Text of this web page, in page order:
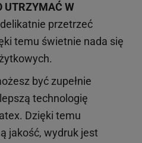
UTRZYMAĆ W
przetrzeć
temu świetnie nada się
być zupełnie
technologię
Dzięki temu
jakość, wydruk jest